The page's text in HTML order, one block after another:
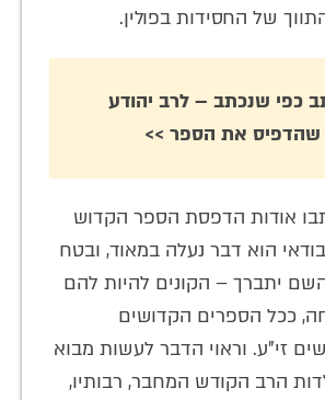
של החסידות בפולין.
כפי שנכתב – לרב יהודע
שהדפיס את הספר >>
אודות הדפסת הספר הקדוש
הוא דבר נעלה במאוד, ובטח
יתברך – הקונים להיות להם
ככל הספרים הקדושים
זי"ע. וראוי הדבר לעשות מבוא
הרב הקודש המחבר, רבותיו,